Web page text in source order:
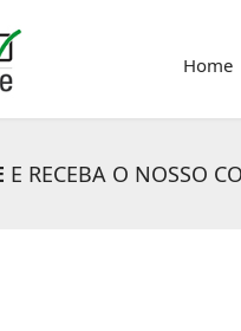
Home
E RECEBA O NOSSO